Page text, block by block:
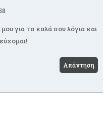
για τα καλά σου λόγια και
Απάντηση